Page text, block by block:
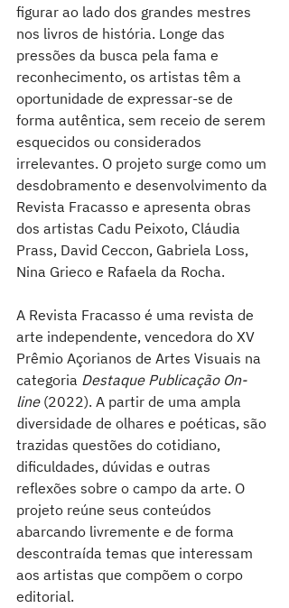
figurar ao lado dos grandes mestres
nos livros de história. Longe das
pressões da busca pela fama e
reconhecimento, os artistas têm a
oportunidade de expressar-se de
forma autêntica, sem receio de serem
esquecidos ou considerados
irrelevantes. O projeto surge como um
desdobramento e desenvolvimento da
Revista Fracasso e apresenta obras
dos artistas Cadu Peixoto, Cláudia
Prass, David Ceccon, Gabriela Loss,
Nina Grieco e Rafaela da Rocha.
A Revista Fracasso é uma revista de
arte independente, vencedora do XV
Prêmio Açorianos de Artes Visuais na
categoria Destaque Publicação On-
line (2022). A partir de uma ampla
diversidade de olhares e poéticas, são
trazidas questões do cotidiano,
dificuldades, dúvidas e outras
reflexões sobre o campo da arte. O
projeto reúne seus conteúdos
abarcando livremente e de forma
descontraída temas que interessam
aos artistas que compõem o corpo
editorial.